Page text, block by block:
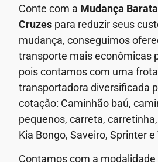
Conte com a Mudança
Cruzes para reduzir seus
mudança, conseguimos
transporte mais econômicas
pois contamos com uma
transportadora diversificada
cotação: Caminhão baú,
pequenos, carreta,
Kia Bongo, Saveiro, Sprinter e
Contamos com a modalidade